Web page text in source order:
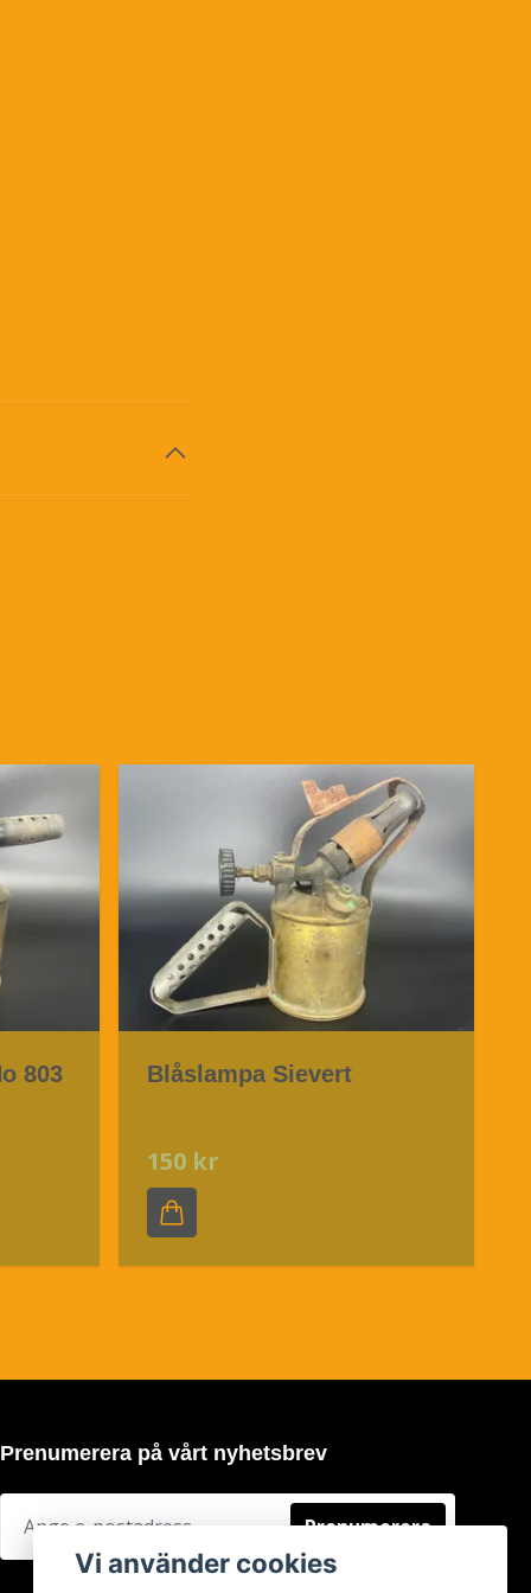
803 Blåslampa Sievert
150 kr
Prenumerera på vårt nyhetsbrev
Prenumerera
Vi använder cookies